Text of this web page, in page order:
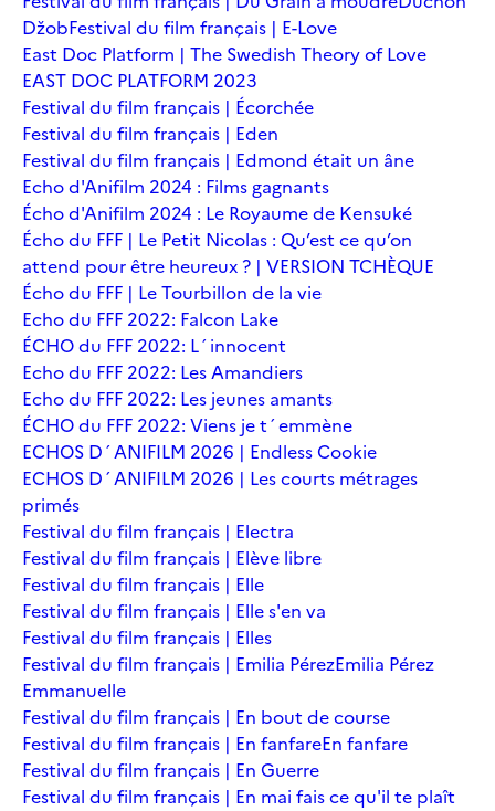
DžobFestival du film français | E-Love
East Doc Platform | The Swedish Theory of Love
EAST DOC PLATFORM 2023
Festival du film français | Écorchée
Festival du film français | Eden
Festival du film français | Edmond était un âne
Echo d'Anifilm 2024 : Films gagnants
Écho d'Anifilm 2024 : Le Royaume de Kensuké
Écho du FFF | Le Petit Nicolas : Qu’est ce qu’on
attend pour être heureux ? | VERSION TCHÈQUE
Écho du FFF | Le Tourbillon de la vie
Echo du FFF 2022: Falcon Lake
ÉCHO du FFF 2022: L´innocent
Echo du FFF 2022: Les Amandiers
Echo du FFF 2022: Les jeunes amants
ÉCHO du FFF 2022: Viens je t´emmène
ECHOS D´ANIFILM 2026 | Endless Cookie
ECHOS D´ANIFILM 2026 | Les courts métrages
primés
Festival du film français | Electra
Festival du film français | Elève libre
Festival du film français | Elle
Festival du film français | Elle s'en va
Festival du film français | Elles
Festival du film français | Emilia PérezEmilia Pérez
Emmanuelle
Festival du film français | En bout de course
Festival du film français | En fanfareEn fanfare
Festival du film français | En Guerre
Festival du film français | En mai fais ce qu'il te plaît